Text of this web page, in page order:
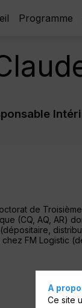
Programme
de
(CQ, AQ, AR)
FM Logistic
A
Ce site